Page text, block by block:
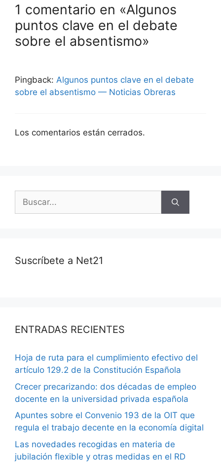
1 comentario en «Algunos
puntos clave en el debate
sobre el absentismo»
Pingback: Algunos puntos clave en el debate
sobre el absentismo — Noticias Obreras
Los comentarios están cerrados.
Suscríbete a Net21
ENTRADAS RECIENTES
Hoja de ruta para el cumplimiento efectivo del
artículo 129.2 de la Constitución Española
Crecer precarizando: dos décadas de empleo
docente en la universidad privada española
Apuntes sobre el Convenio 193 de la OIT que
regula el trabajo decente en la economía digital
Las novedades recogidas en materia de
jubilación flexible y otras medidas en el RD